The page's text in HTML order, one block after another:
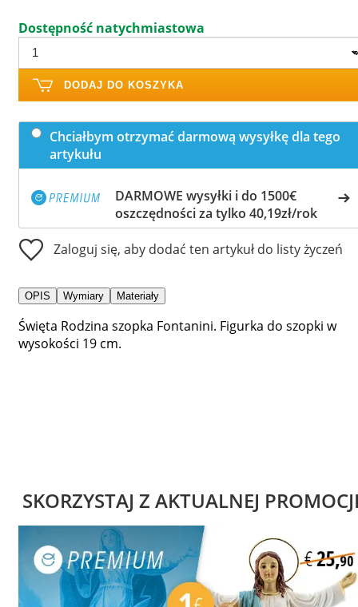
Dostępność natychmiastowa
DODAJ DO KOSZYKA
Chciałbym otrzymać darmową wysyłkę dla tego
artykułu
DARMOWE wysyłki i do 1500€
oszczędności za tylko 40,19zł/rok
Zaloguj się, aby dodać ten artykuł do listy życzeń
OPIS Wymiary Materiały
Święta Rodzina szopka Fontanini. Figurka do szopki w
wysokości 19 cm.
SKORZYSTAJ Z AKTUALNEJ